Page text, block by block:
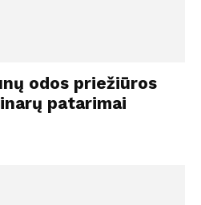
odos priežiūros
patarimai